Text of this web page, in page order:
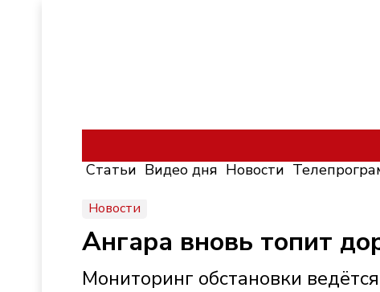
Статьи Видео дня Новости
Новости
Ангара вновь топит
Мониторинг обстановки